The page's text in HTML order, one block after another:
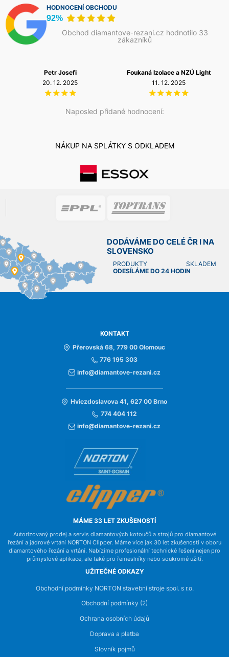
HODNOCENÍ OBCHODU
92%
Obchod diamantove-rezani.cz hodnotilo 33
zákazníků
Naposled přidané hodnocení:
Petr Josefi
20. 12. 2025
Foukaná Izolace a NZÚ Light
11. 12. 2025
NÁKUP NA SPLÁTKY S ODKLADEM
DODÁVÁME DO CELÉ ČR I NA
SLOVENSKO
PRODUKTY SKLADEM
ODESÍLÁME DO 24 HODIN
KONTAKT
Přerovská 68, 779 00 Olomouc
776 195 303
info@diamantove-rezani.cz
Hviezdoslavova 41, 627 00 Brno
774 404 112
info@diamantove-rezani.cz
MÁME 33 LET ZKUŠENOSTÍ
Autorizovaný prodej a servis diamantových kotoučů a strojů pro diamantové
řezání a jádrové vrtání NORTON Clipper. Máme více jak 30 let zkušeností v oboru
diamantového řezání a vrtání. Nabízíme profesionální technické řešení nejen pro
průmyslové aplikace, ale také pro řemeslníky nebo soukromé užití.
UŽITEČNÉ ODKAZY
Obchodní podmínky NORTON stavební stroje spol. s r.o.
Obchodní podmínky (2)
Ochrana osobních údajů
Doprava a platba
Slovník pojmů